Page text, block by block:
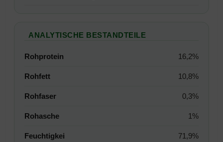
ANALYTISCHE BESTANDTEILE
Rohprotein 16,2%
Rohfett 10,8%
Rohfaser 0,3%
Rohasche 1%
Feuchtigkei
71,9%